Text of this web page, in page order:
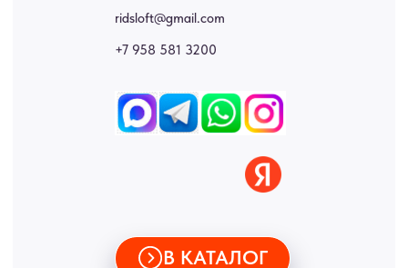
двери, раздвижные двери, подвесные двери, интерьерные картины,
стеновые панели, лофт мебель с доставкой во все города России:
Новгород, Самара, Сургут, Казань, Омск, Челябинск, Ростов-на-
Владивосток, Ярославль, Ульяновск, Барнаул, Иркутск, Тюмень,
Хабаровск, Новокузнецк, Оренбург, Кемерово, Ижевск, Томск,
Набережные Челны, Липецк Казахстан, Алматы, Астана, Павлодар,
Усть - Каменногорск, Сочи.